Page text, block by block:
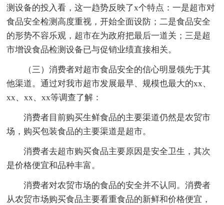
测设备的投入看，这一趋势反映了x个特点：一是超市对
食品安全检测高度重视，开始全面设防；二是食品安全
的形势不容乐观，超市在为政府把最后一道关；三是超
市增设食品检测设备已与促销业绩直接相关。
（三）消费者对超市食品安全的信心明显领先于其
他渠道。通过对我市超市发展最早、规模也最大的xx、
xx、xx、xx等调查了解：
消费者目前购买生鲜食品的主要渠道仍然是农贸市
场，购买包装食品的主要渠道是超市。
消费者去超市购买食品主要原因是安全卫生，其次
是价格便宜和品种丰富。
消费者对农贸市场的食品的安全并不认同。消费者
从农贸市场购买食品主要看重食品的新鲜和价格便宜，